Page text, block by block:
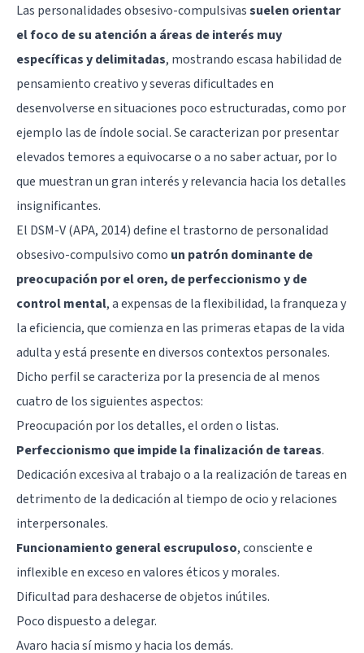
Las personalidades obsesivo-compulsivassuelen orientar
el foco de su atención a áreas de interés muy
específicas y delimitadas, mostrando escasa habilidad de
pensamiento creativo y severas dificultades en
desenvolverse en situaciones poco estructuradas, como por
ejemplo las de índole social. Se caracterizan por presentar
elevados temores a equivocarse o a no saber actuar, por lo
que muestran un gran interés y relevancia hacia los detalles
insignificantes.
El DSM-V (APA, 2014) define el trastorno de personalidad
obsesivo-compulsivo como un patrón dominante de
preocupación por el oren, de perfeccionismo y de
control mental, a expensas de la flexibilidad, la franqueza y
la eficiencia, que comienza en las primeras etapas de la vida
adulta y está presente en diversos contextos personales.
Dicho perfil se caracteriza por la presencia de al menos
cuatro de los siguientes aspectos:
Preocupación por los detalles, el orden o listas.
Perfeccionismo que impide la finalización de tareas.
Dedicación excesiva al trabajo o a la realización de tareas en
detrimento de la dedicación al tiempo de ocio y relaciones
interpersonales.
Funcionamiento general escrupuloso, consciente e
inflexible en exceso en valores éticos y morales.
Dificultad para deshacerse de objetos inútiles.
Poco dispuesto a delegar.
Avaro hacia sí mismo y hacia los demás.